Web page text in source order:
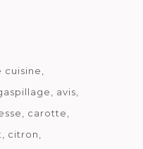
cuisine
avis
carotte
citron